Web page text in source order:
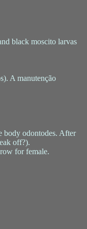
black moscito larvas
A manutenção
body odontodes. After
off?).
for female.